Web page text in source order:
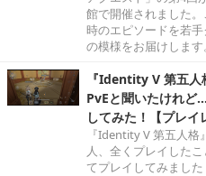
館で開催されました
時のエピソードを若
の模様をお届けします。
『Identity V 第五人
PvEと聞いたけれど
してみた！【プレイ
『Identity V 第五人
人、全くプレイした
てプレイしてみました